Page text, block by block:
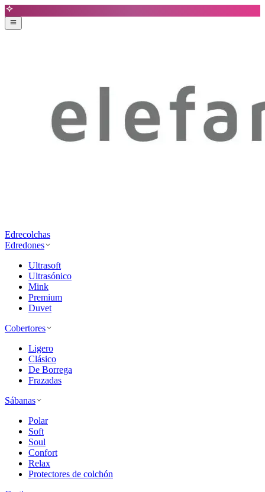
Edrecolchas
Edredones
Ultrasoft
Ultrasónico
Mink
Premium
Duvet
Cobertores
Ligero
Clásico
De Borrega
Frazadas
Sábanas
Polar
Soft
Soul
Confort
Relax
Protectores de colchón